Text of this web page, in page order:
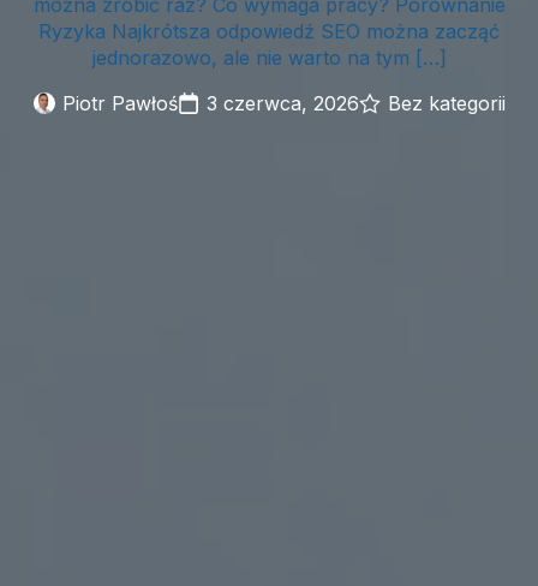
można zrobić raz? Co wymaga pracy? Porównanie
Ryzyka Najkrótsza odpowiedź SEO można zacząć
jednorazowo, ale nie warto na tym […]
Piotr Pawłoś
3 czerwca, 2026 Bez kategorii